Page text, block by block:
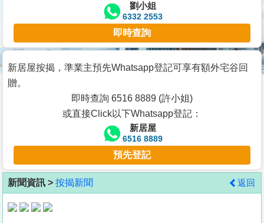
宅
谷
按
客
地
產
劉小姐
6332 2553
即時查詢
新居屋按揭，準業主預先Whatsapp登記可享有額外宅谷回
贈。
即時查詢 6516 8889 (許小姐)
或直接Click以下Whatsapp登記：
新居屋
6516 8889
預先登記
新聞資訊 > 按揭新聞 返回